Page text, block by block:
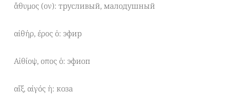
ἄθυμος (ον): трусливый, малодушный
αἰθήρ, έρος ὁ: эфир
Αἰθίοψ, οπος ὁ: эфиоп
αἴξ, αἰγός ἡ: коза